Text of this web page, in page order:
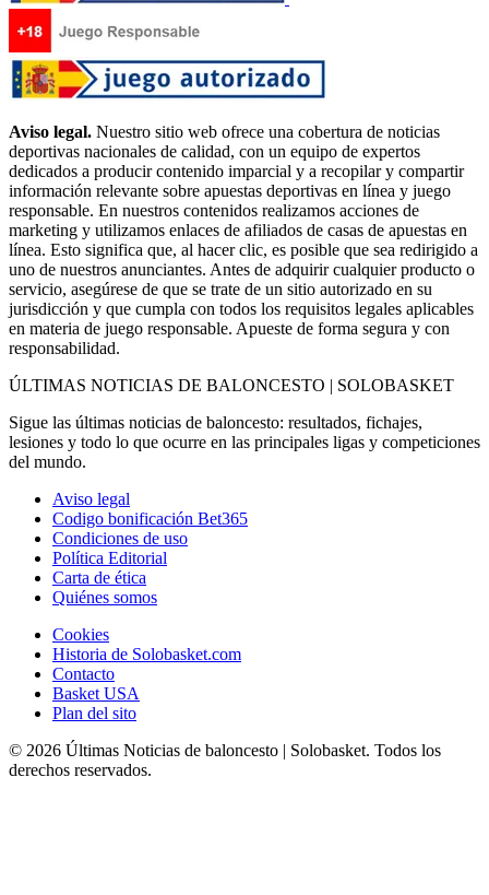
Aviso legal. Nuestro sitio web ofrece una cobertura de noticias
deportivas nacionales de calidad, con un equipo de expertos
dedicados a producir contenido imparcial y a recopilar y compartir
información relevante sobre apuestas deportivas en línea y juego
responsable. En nuestros contenidos realizamos acciones de
marketing y utilizamos enlaces de afiliados de casas de apuestas en
línea. Esto significa que, al hacer clic, es posible que sea redirigido a
uno de nuestros anunciantes. Antes de adquirir cualquier producto o
servicio, asegúrese de que se trate de un sitio autorizado en su
jurisdicción y que cumpla con todos los requisitos legales aplicables
en materia de juego responsable. Apueste de forma segura y con
responsabilidad.
ÚLTIMAS NOTICIAS DE BALONCESTO | SOLOBASKET
Sigue las últimas noticias de baloncesto: resultados, fichajes,
lesiones y todo lo que ocurre en las principales ligas y competiciones
del mundo.
Aviso legal
Codigo bonificación Bet365
Condiciones de uso
Política Editorial
Carta de ética
Quiénes somos
Cookies
Historia de Solobasket.com
Contacto
Basket USA
Plan del sito
© 2026 Últimas Noticias de baloncesto | Solobasket. Todos los
derechos reservados.